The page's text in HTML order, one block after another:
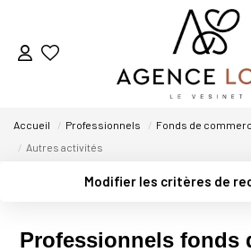
ACHETER
Accueil Professionnels Fonds de
Autres activités
Modifier les critères de
Type de bien
Professionnels fonds